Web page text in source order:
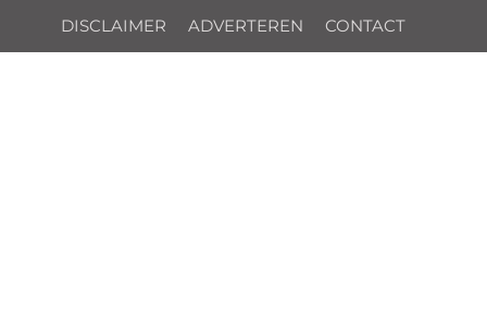
DISCLAIMER ADVERTEREN CONTACT